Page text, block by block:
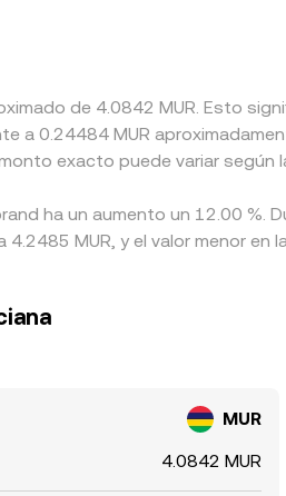
de 4.0842 MUR. Esto
a 0.24484 MUR
exacto puede variar
ha un aumento un 12.00
MUR, y el valor menor en
MUR
4.0842 MUR